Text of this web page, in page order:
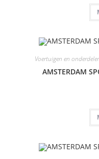
Voertuigen en
AMSTERDAM